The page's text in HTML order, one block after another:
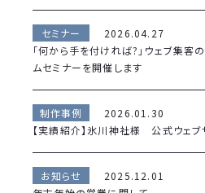
セミナー
2026.04.27
「何から手を付ければ?」ウェブ集客
ムセミナーを開催します
制作事例
2026.01.30
【実績紹介】氷川神社様 公式ウェブ
お知らせ
2025.12.01